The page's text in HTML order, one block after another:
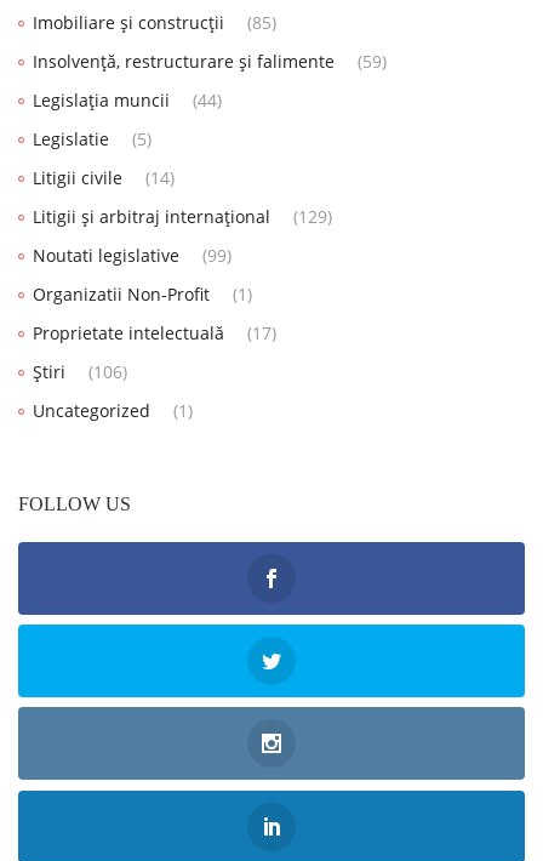
Imobiliare și construcții
(85)
Insolvență, restructurare și falimente
(59)
Legislația muncii
(44)
Legislatie
(5)
Litigii civile
(14)
Litigii și arbitraj internațional
(129)
Noutati legislative
(99)
Organizatii Non-Profit
(1)
Proprietate intelectuală
(17)
Știri
(106)
Uncategorized
(1)
FOLLOW US